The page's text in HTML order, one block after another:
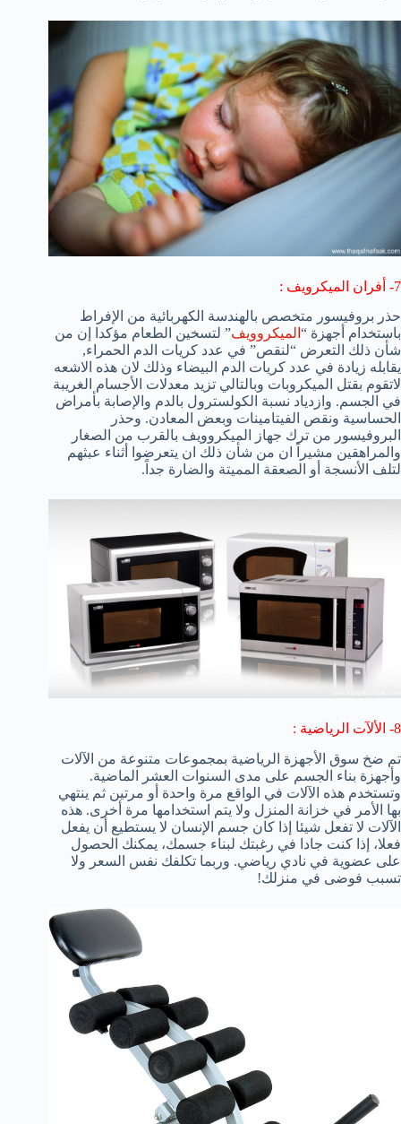
7- أفران الميكرويف :
حذر بروفيسور متخصص بالهندسة الكهربائية من الإفراط
باستخدام أجهزة “ الميكروويف” لتسخين الطعام مؤكدا إن من
شأن ذلك التعرض “لنقص” في عدد كريات الدم الحمراء,
يقابله زيادة في عدد كريات الدم البيضاء وذلك لان هذه الاشعه
لاتقوم بقتل الميكروبات وبالتالي تزيد معدلات الأجسام الغريبة
في الجسم. وازدياد نسبة الكولسترول بالدم والإصابة بأمراض
الحساسية ونقص الفيتامينات وبعض المعادن. وحذر
البروفيسور من ترك جهاز الميكروويف بالقرب من الصغار
والمراهقين مشيراً ان من شأن ذلك ان يتعرضوا أثناء عبثهم
لتلف الأنسجة أو الصعقة المميتة والضارة جداً.
8- الألآت الرياضية :
تم ضخ سوق الأجهزة الرياضية بمجموعات متنوعة من الآلات
وأجهزة بناء الجسم على مدى السنوات العشر الماضية.
وتستخدم هذه الآلات في الواقع مرة واحدة أو مرتين ثم ينتهي
بها الأمر في خزانة المنزل ولا يتم استخدامها مرة أخرى. هذه
الآلات لا تفعل شيئا إذا كان جسم الإنسان لا يستطيع أن يفعل
فعلا، إذا كنت جادا في رغبتك لبناء جسمك، يمكنك الحصول
على عضوية في نادي رياضي. وربما تكلفك نفس السعر ولا
تسبب فوضى في منزلك!